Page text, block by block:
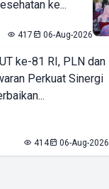
ke...
417 06-Aug-2026
ke-81 RI, PLN dan
Perkuat Sinergi
414 06-Aug-2026